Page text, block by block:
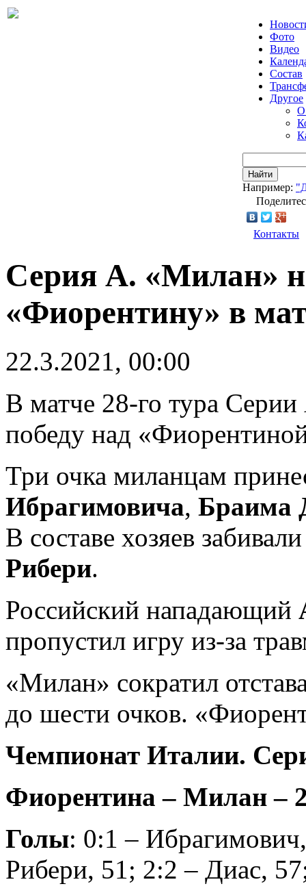
Фото
Видео
Состав
Другое
О
Найти
Например:
Контакты
Серия А. «Милан»
«Фиорентину» в
22.3.2021, 00:00
В матче 28-го тура
победу над
Три очка миланцам
Ибрагимовича, Браима
В составе хозяев
Рибери.
Российский нападающий
пропустил игру из-за
«Милан» сократил
до шести очков.
Чемпионат Италии.
Фиорентина – Милан –
Голы: 0:1 –
Рибери, 51; 2:2 – Диас,